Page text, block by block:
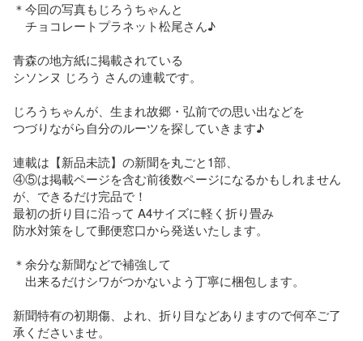
＊今回の写真もじろうちゃんと
チョコレートプラネット松尾さん♪
青森の地方紙に掲載されている
シソンヌ じろう さんの連載です。
じろうちゃんが、生まれ故郷・弘前での思い出などを
つづりながら自分のルーツを探していきます♪
連載は【新品未読】の新聞を丸ごと1部、
④⑤は掲載ページを含む前後数ページになるかもしれません
が、できるだけ完品で！
最初の折り目に沿って A4サイズに軽く折り畳み
防水対策をして郵便窓口から発送いたします。
＊余分な新聞などで補強して
出来るだけシワがつかないよう丁寧に梱包します。
新聞特有の初期傷、よれ、折り目などありますので何卒ご了
承くださいませ。